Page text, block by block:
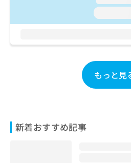
もっと見
新着おすすめ記事
い
わ